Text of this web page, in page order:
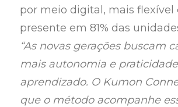
por meio digital, mais flexível
presente em 81% das
“As novas gerações buscam
mais autonomia e
aprendizado. O Kumon
que o método acompanhe